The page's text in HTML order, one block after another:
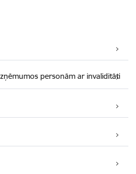
personām ar invaliditāti